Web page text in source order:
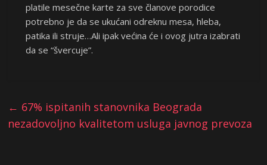
platile mesečne karte za sve članove porodice
potrebno je da se ukućani odreknu mesa, hleba,
patika ili struje…Ali ipak većina će i ovog jutra izabrati
da se “švercuje”.
← 67% ispitanih stanovnika Beograda
nezadovoljno kvalitetom usluga javnog prevoza